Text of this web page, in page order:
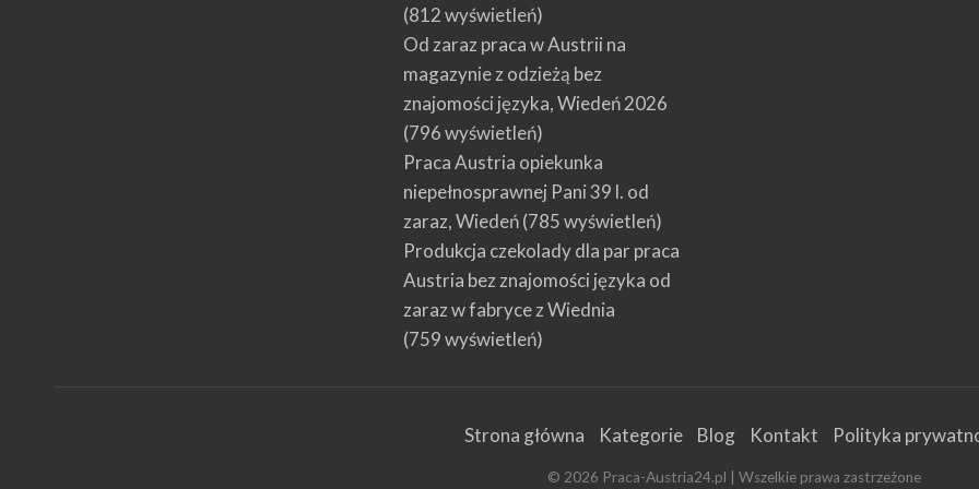
(812 wyświetleń)
Od zaraz praca w Austrii na
magazynie z odzieżą bez
znajomości języka, Wiedeń 2026
(796 wyświetleń)
Praca Austria opiekunka
niepełnosprawnej Pani 39 l. od
zaraz, Wiedeń(785 wyświetleń)
Produkcja czekolady dla par praca
Austria bez znajomości języka od
zaraz w fabryce z Wiednia
(759 wyświetleń)
Strona główna Kategorie Blog Kontakt Polityka
© 2026 Praca-Austria24.pl | Wszelkie prawa zastrzeżone